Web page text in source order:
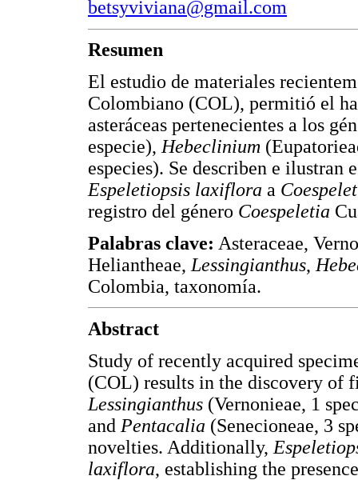
betsyviviana@gmail.com
Resumen
El estudio de materiales
Colombiano (COL), permitió el
asteráceas pertenecientes a los
especie), Hebeclinium
especies). Se describen e ilustran
Espeletiopsis laxiflora a
registro del género Coespeletia
Palabras clave: Asteraceae,
Heliantheae, Lessingianthus,
Colombia, taxonomía.
Abstract
Study of recently acquired
(COL) results in the discovery of
Lessingianthus (Vernonieae, 1
and Pentacalia (Senecioneae, 3
novelties. Additionally,
laxiflora, establishing the